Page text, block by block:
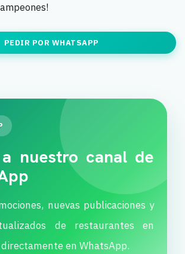
PEDIR POR WHATSAPP
nuestro canal de
nuevas publicaciones y
de restaurantes en
en WhatsApp.